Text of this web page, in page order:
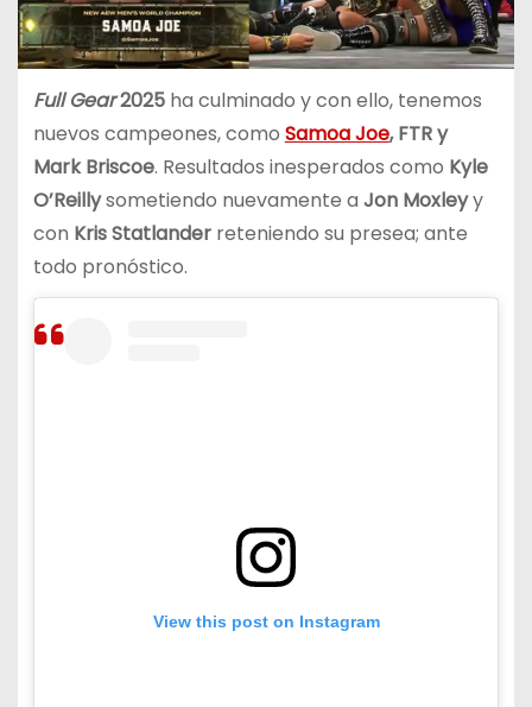
Full Gear2025ha culminado y con ello, tenemos
nuevos campeones, como Samoa Joe, FTR y
Mark Briscoe. Resultados inesperados como Kyle
O’Reillysometiendo nuevamente a Jon Moxleyy
con Kris Statlanderreteniendo su presea; ante
todo pronóstico.
View this post on Instagram